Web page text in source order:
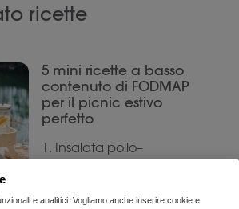
e analitici. Vogliamo anche inserire cookie e
ricette
5 mini ricette a basso
contenuto di FODMAP
per il picnic estivo
perfetto
1. Insalata pollo–
(1 porzione): 75 g